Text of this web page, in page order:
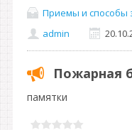
Приемы и способы
admin
Пожарная
памятки